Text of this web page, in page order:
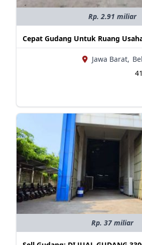
Rp. 2.91 miliar
Cepat Gudang Untuk Ruang
Jawa Barat,
Rp. 37 miliar